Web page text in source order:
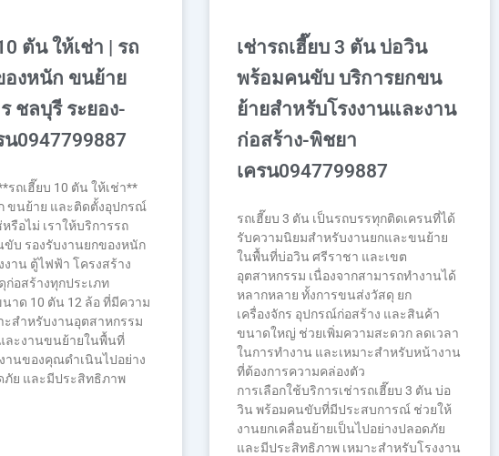
ตัน ให้เช่า | รถ
องหนัก ขนย้าย
ชลบุรี ระยอง-
0947799887
รถเฮี๊ยบ 10 ตัน ให้เช่า**
ขนย้าย และติดตั้งอุปกรณ์
อไม่ เราให้บริการรถ
ขับ รองรับงานยกของหนัก
งาน ตู้ไฟฟ้า โครงสร้าง
ก่อสร้างทุกประเภท
าด 10 ตัน 12 ล้อ ที่มีความ
ะสำหรับงานอุตสาหกรรม
ละงานขนย้ายในพื้นที่
านของคุณดำเนินไปอย่าง
ภัย และมีประสิทธิภาพ
เช่ารถเฮี๊ยบ 3 ตัน บ่อวิน
พร้อมคนขับ บริการยกขน
ย้ายสำหรับโรงงานและงาน
ก่อสร้าง-พิชยา
เครน0947799887
รถเฮี๊ยบ 3 ตัน เป็นรถบรรทุกติดเครนที่ได้
รับความนิยมสำหรับงานยกและขนย้าย
ในพื้นที่บ่อวิน ศรีราชา และเขต
อุตสาหกรรม เนื่องจากสามารถทำงานได้
หลากหลาย ทั้งการขนส่งวัสดุ ยก
เครื่องจักร อุปกรณ์ก่อสร้าง และสินค้า
ขนาดใหญ่ ช่วยเพิ่มความสะดวก ลดเวลา
ในการทำงาน และเหมาะสำหรับหน้างาน
ที่ต้องการความคล่องตัว
การเลือกใช้บริการเช่ารถเฮี๊ยบ 3 ตัน บ่อ
วิน พร้อมคนขับที่มีประสบการณ์ ช่วยให้
งานยกเคลื่อนย้ายเป็นไปอย่างปลอดภัย
และมีประสิทธิภาพ เหมาะสำหรับโรงงาน